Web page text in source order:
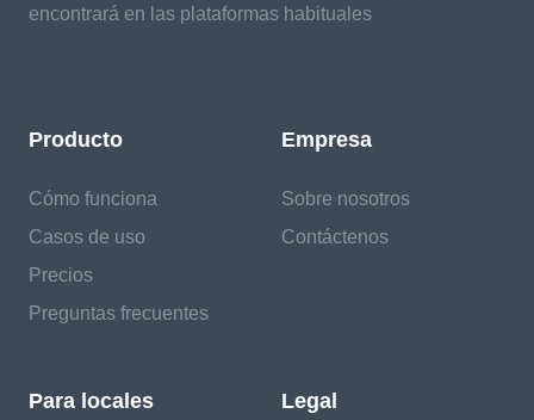
encontrará en las plataformas habituales
Producto
Cómo funciona
Casos de uso
Precios
Preguntas frecuentes
Empresa
Sobre nosotros
Contáctenos
Para locales Legal